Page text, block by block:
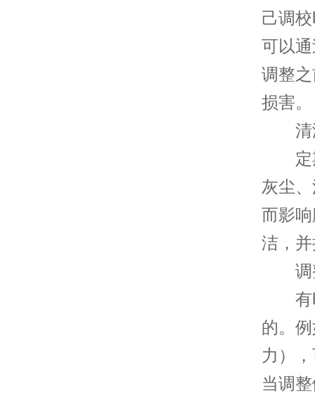
己调
可以
调整
损害。
清
定期
灰尘
而影
洁，
调
有时
的。
力）
当调